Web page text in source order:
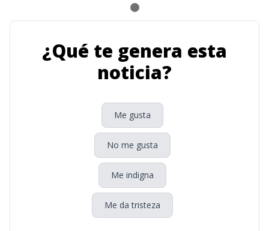
¿Qué te genera esta
noticia?
Me gusta
No me gusta
Me indigna
Me da tristeza